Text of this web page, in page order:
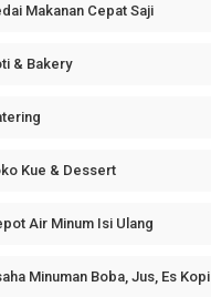
Makanan Cepat Saji
& Bakery
Kue & Dessert
Air Minum Isi Ulang
Minuman Boba, Jus, Es Kopi